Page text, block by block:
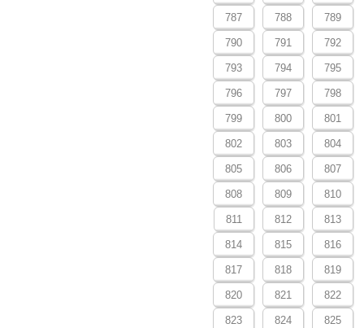
787 788 789
790 791 792
793 794 795
796 797 798
799 800 801
802 803 804
805 806 807
808 809 810
811 812 813
814 815 816
817 818 819
820 821 822
823 824 825